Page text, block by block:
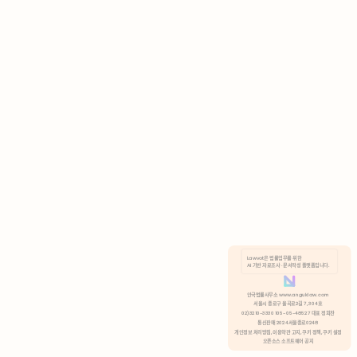
분석 쿠키 허용
Lawvot은 법률업무를 위한
AI 기반 자료조사 · 문서작성 플랫폼입니다.
안국법률사무소 www.anguklaw.com
서울시 종로구 율곡로2길 7, 304호
02)3210-3330 105-05-48527 대표 정희찬
통신판매 2024서울종로0248
개인정보 처리방침, 이용약관 고지, 쿠키 정책, 쿠키 설정
오픈소스 소프트웨어 공지